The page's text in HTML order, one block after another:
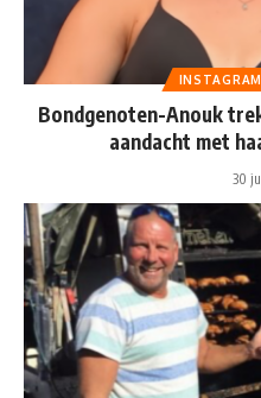
INSTAGRAM
Bondgenoten-Anouk
aandacht met
30